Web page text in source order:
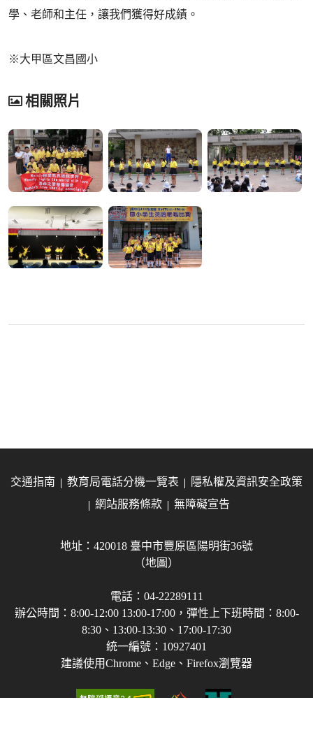
學、老師和主任，讓我們獲得好成績。
※大甲區文昌國小
相關照片
交通指南 教育局電話分機一覽表
隱私權及資訊安全政策
網站服務條款
無障礙宣告
地址：420018 臺中市豐原區陽明街36號
（地圖）
電話：04-22289111
辦公時間：8:00-12:00 13:00-17:00，彈性上下班時間：8:00-
8:30、13:00-13:30、17:00-17:30
統一編號：10927401
建議使用Chrome、Edge、Firefox瀏覽器